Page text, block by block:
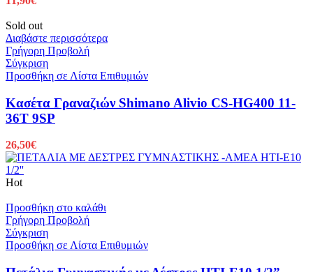
Sold out
Διαβάστε περισσότερα
Γρήγορη Προβολή
Σύγκριση
Προσθήκη σε Λίστα Επιθυμιών
Κασέτα Γραναζιών Shimano Alivio CS-HG400 11-
36T 9SP
26,50€
Hot
Προσθήκη στο καλάθι
Γρήγορη Προβολή
Σύγκριση
Προσθήκη σε Λίστα Επιθυμιών